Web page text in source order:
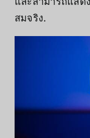
สมจริง.